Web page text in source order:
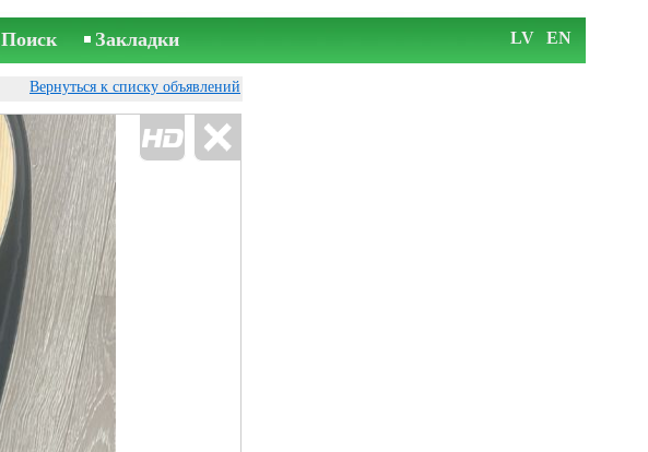
Поиск Закладки LV EN
Вернуться к списку объявлений